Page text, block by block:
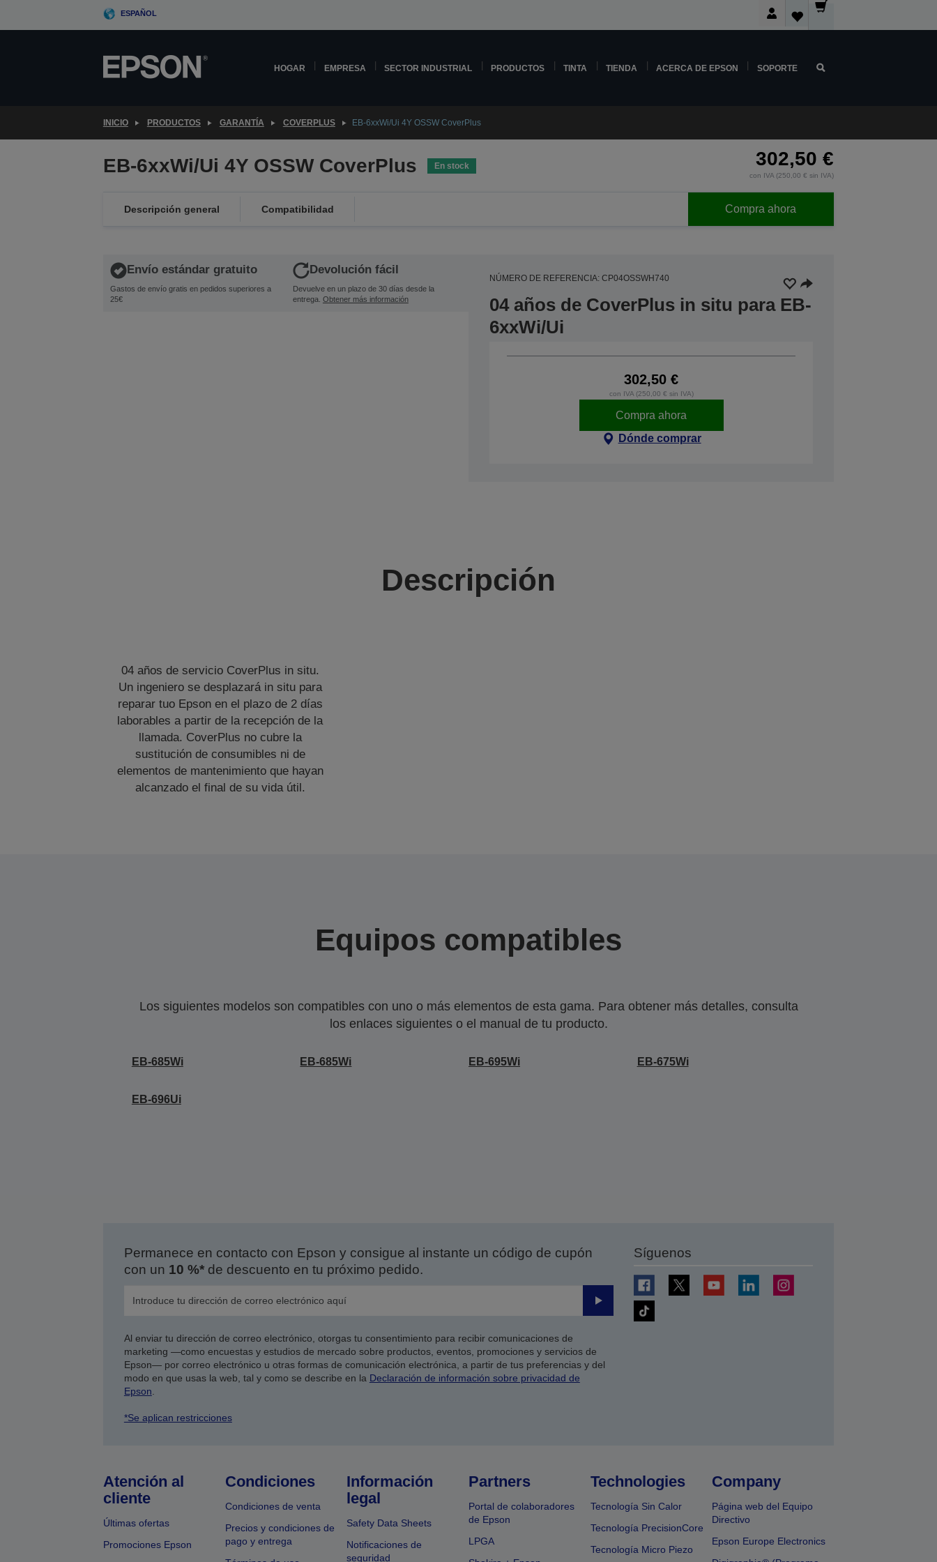
ESPAÑOL
HOGAR EMPRESA SECTOR INDUSTRIAL PRODUCTOS TINTA TIENDA ACERCA DE EPSON SOPORTE
INICIO PRODUCTOS GARANTÍA COVERPLUS EB-6xxWi/Ui 4Y OSSW CoverPlus
EB-6xxWi/Ui 4Y OSSW CoverPlus En stock 302,50 €
con IVA (250,00 € sin IVA)
Descripción general Compatibilidad Compra ahora
Envío estándar gratuito
Gastos de envío gratis en pedidos superiores a
25€
Devolución fácil
Devuelve en un plazo de 30 días desde la
entrega. Obtener más información
NÚMERO DE REFERENCIA: CP04OSSWH740
04 años de CoverPlus in situ para EB-
6xxWi/Ui
302,50 €
con IVA (250,00 € sin IVA)
Compra ahora
Dónde comprar
Descripción
04 años de servicio CoverPlus in situ.
Un ingeniero se desplazará in situ para
reparar tuo Epson en el plazo de 2 días
laborables a partir de la recepción de la
llamada. CoverPlus no cubre la
sustitución de consumibles ni de
elementos de mantenimiento que hayan
alcanzado el final de su vida útil.
Equipos compatibles
Los siguientes modelos son compatibles con uno o más elementos de esta gama. Para obtener más detalles, consulta
los enlaces siguientes o el manual de tu producto.
EB-685Wi EB-685Wi EB-695Wi EB-675Wi
EB-696Ui
Permanece en contacto con Epson y consigue al instante un código de cupón
con un 10 %*de descuento en tu próximo pedido.
Enviar
Al enviar tu dirección de correo electrónico, otorgas tu consentimiento para recibir comunicaciones de
marketing —como encuestas y estudios de mercado sobre productos, eventos, promociones y servicios de
Epson— por correo electrónico u otras formas de comunicación electrónica, a partir de tus preferencias y del
modo en que usas la web, tal y como se describe en la Declaración de información sobre privacidad de
Epson
*Se aplican restricciones
Síguenos
Atención al
cliente
Últimas ofertas
Promociones Epson
Condiciones
Condiciones de venta
Precios y condiciones de
pago y entrega
Información
legal
Safety Data Sheets
Notificaciones de
seguridad
Partners
Portal de colaboradores
de Epson
LPGA
Technologies
Tecnología Sin Calor
Tecnología PrecisionCore
Tecnología Micro Piezo
Company
Página web del Equipo
Directivo
Epson Europe Electronics